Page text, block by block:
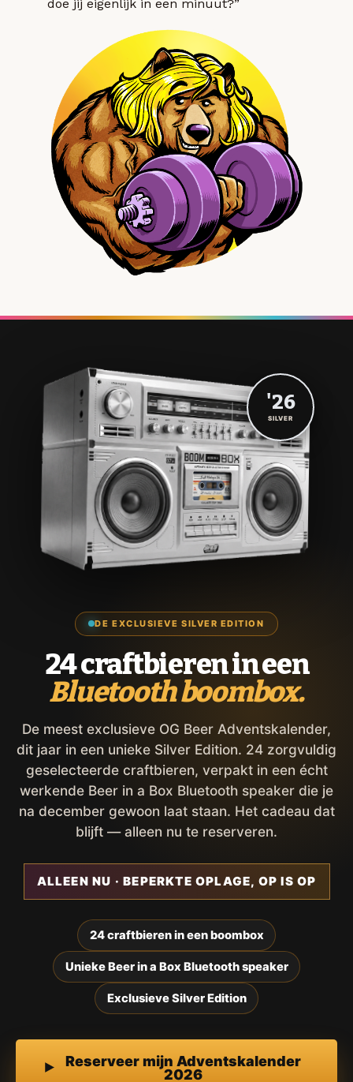
doe jij eigenlijk in een minuut?”
DE EXCLUSIEVE SILVER EDITION
24 craftbieren in een
Bluetooth boombox.
De meest exclusieve OG Beer Adventskalender,
dit jaar in een unieke Silver Edition. 24 zorgvuldig
geselecteerde craftbieren, verpakt in een écht
werkende Beer in a Box Bluetooth speaker die je
na december gewoon laat staan. Het cadeau dat
blijft — alleen nu te reserveren.
ALLEEN NU · BEPERKTE OPLAGE, OP IS OP
24 craftbieren in een boombox
Unieke Beer in a Box Bluetooth speaker
Exclusieve Silver Edition
Reserveer mijn Adventskalender
2026
'26
SILVER